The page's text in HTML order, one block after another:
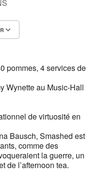
pommes, 4 services de
Wynette au Music-Hall
de virtuosité en
Bausch, Smashed est
comme des
la guerre, un
de l’afternoon tea.